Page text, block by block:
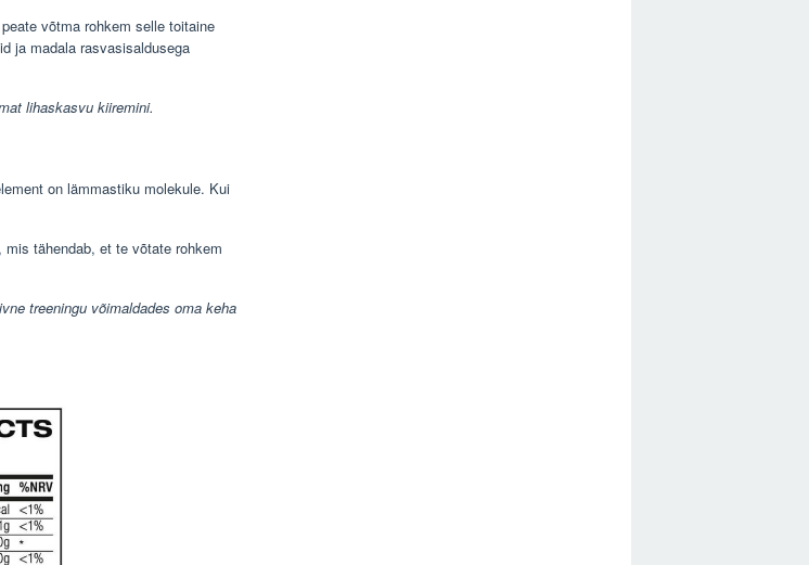
võtma rohkem selle toitaine
ja madala rasvasisaldusega
lihaskasvu kiiremini.
on lämmastiku molekule. Kui
tähendab, et te võtate rohkem
treeningu võimaldades oma keha